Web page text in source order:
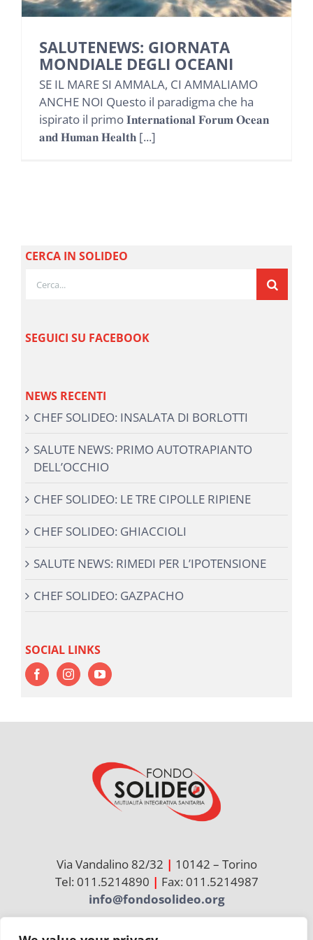
NEWS
INIZIATIVE
CONTATTI
SALUTENEWS: GIORNATA
MONDIALE DEGLI OCEANI
SE IL MARE SI AMMALA, CI AMMALIAMO
ANCHE NOI Questo il paradigma che ha
ispirato il primo 𝐈𝐧𝐭𝐞𝐫𝐧𝐚𝐭𝐢𝐨𝐧𝐚𝐥 𝐅𝐨𝐫𝐮𝐦 𝐎𝐜𝐞𝐚𝐧
𝐚𝐧𝐝 𝐇𝐮𝐦𝐚𝐧 𝐇𝐞𝐚𝐥𝐭𝐡 [...]
CERCA IN SOLIDEO
SEGUICI SU FACEBOOK
NEWS RECENTI
CHEF SOLIDEO: INSALATA DI BORLOTTI
SALUTE NEWS: PRIMO AUTOTRAPIANTO
DELL’OCCHIO
CHEF SOLIDEO: LE TRE CIPOLLE RIPIENE
CHEF SOLIDEO: GHIACCIOLI
SALUTE NEWS: RIMEDI PER L’IPOTENSIONE
CHEF SOLIDEO: GAZPACHO
SOCIAL LINKS
Via Vandalino 82/32 | 10142 – Torino
Tel: 011.5214890 | Fax: 011.5214987
info@fondosolideo.org